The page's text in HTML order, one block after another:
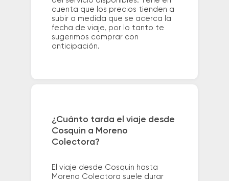
cuenta que los precios tienden a
subir a medida que se acerca la
fecha de viaje, por lo tanto te
sugerimos comprar con
anticipación.
¿Cuánto tarda el viaje desde
Cosquin a Moreno
Colectora?
El viaje desde Cosquin hasta
Moreno Colectora suele durar